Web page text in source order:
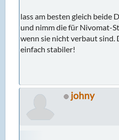
lass am besten gleich beide
und nimm die für Nivomat-
wenn sie nicht verbaut sind.
einfach stabiler!
johny